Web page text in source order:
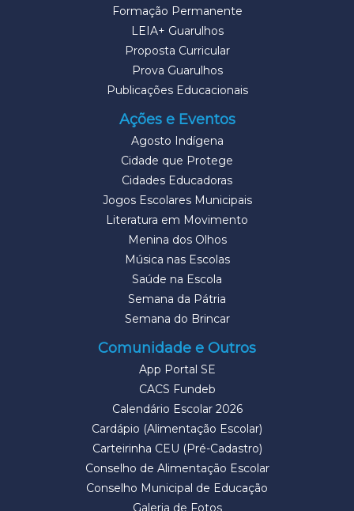
Formação Permanente
LEIA+ Guarulhos
Proposta Curricular
Prova Guarulhos
Publicações Educacionais
Ações e Eventos
Agosto Indígena
Cidade que Protege
Cidades Educadoras
Jogos Escolares Municipais
Literatura em Movimento
Menina dos Olhos
Música nas Escolas
Saúde na Escola
Semana da Pátria
Semana do Brincar
Comunidade e Outros
App Portal SE
CACS Fundeb
Calendário Escolar 2026
Cardápio (Alimentação Escolar)
Carteirinha CEU (Pré-Cadastro)
Conselho de Alimentação Escolar
Conselho Municipal de Educação